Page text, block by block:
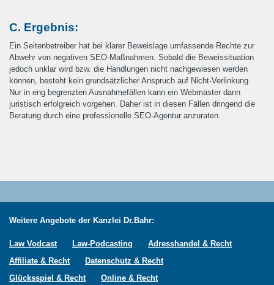
C. Ergebnis:
Ein Seitenbetreiber hat bei klarer Beweislage umfassende Rechte zur
Abwehr von negativen SEO-Maßnahmen. Sobald die Beweissituation
jedoch unklar wird bzw. die Handlungen nicht nachgewiesen werden
können, besteht kein grundsätzlicher Anspruch auf Nicht-Verlinkung.
Nur in eng begrenzten Ausnahmefällen kann ein Webmaster dann
juristisch erfolgreich vorgehen. Daher ist in diesen Fällen dringend die
Beratung durch eine professionelle SEO-Agentur anzuraten.
Weitere Angebote der Kanzlei Dr.Bahr:
Law Vodcast Law-Podcasting
Adresshandel & Recht
Affiliate & Recht
Datenschutz & Recht
Glücksspiel & Recht
Online & Recht